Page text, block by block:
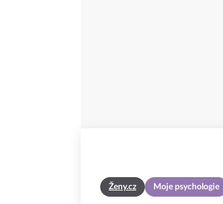
Ženy.cz Moje psychologie